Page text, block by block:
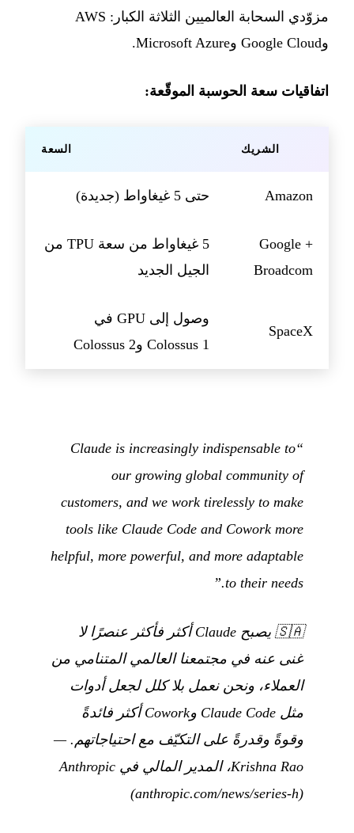
مزوّدي السحابة العالميين الثلاثة الكبار: AWS
وGoogle Cloud وMicrosoft Azure.
اتفاقيات سعة الحوسبة الموقّعة:
الشريك السعة
Amazon حتى 5 غيغاواط (جديدة)
Google +
Broadcom
5 غيغاواط من سعة TPU من
الجيل الجديد
SpaceX
وصول إلى GPU في
Colossus 1 وColossus 2
“Claude is increasingly indispensable to
our growing global community of
customers, and we work tirelessly to make
tools like Claude Code and Cowork more
helpful, more powerful, and more adaptable
to their needs.”
🇸🇦
يصبح Claude أكثر فأكثر عنصرًا لا
غنى عنه في مجتمعنا العالمي المتنامي من
العملاء، ونحن نعمل بلا كلل لجعل أدوات
مثل Claude Code وCowork أكثر فائدةً
وقوةً وقدرةً على التكيّف مع احتياجاتهم. —
Krishna Rao، المدير المالي في Anthropic
(anthropic.com/news/series-h)